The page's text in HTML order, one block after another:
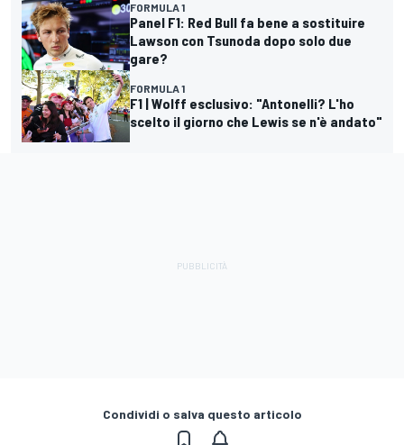
FORMULA 1
Panel F1: Red Bull fa bene a sostituire
Lawson con Tsunoda dopo solo due
gare?
FORMULA 1
F1 | Wolff esclusivo: "Antonelli? L'ho
scelto il giorno che Lewis se n'è andato"
Condividi o salva questo articolo